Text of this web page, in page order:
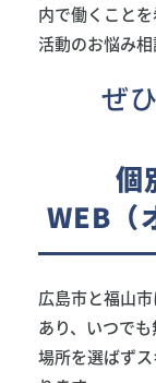
内で働くこと
活動のお悩み相
ぜ
個
WEB（
広島市と福山
あり、 いつでも
場所を選ばず